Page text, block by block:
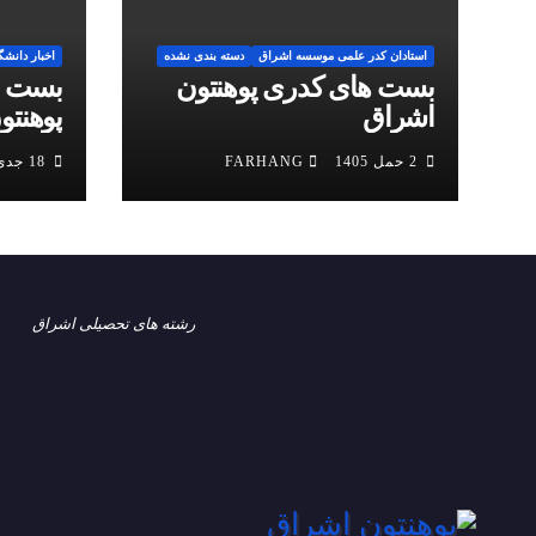
استادان کدر علمی موسسه اشراق دسته بندی نشده
بست های کدری پوهنتون
اشراق
2 حمل 1405 FARHANG
اخبار
بست
18 جدی 1404
رشته های تحصیلی اشراق